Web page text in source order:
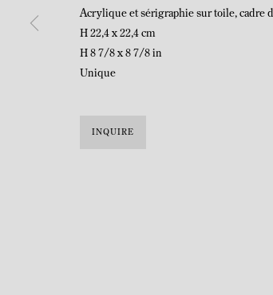
Acrylique et sérigraphie sur toile, cadre
H 22,4 x 22,4 cm
H 8 7/8 x 8 7/8 in
Unique
INQUIRE